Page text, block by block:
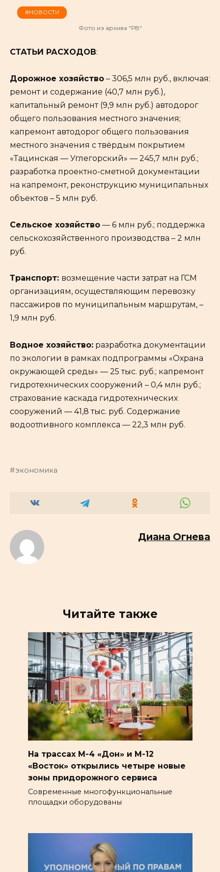
#НОВОСТИ
Фото из архива "РВ"
СТАТЬИ РАСХОДОВ:
Дорожное хозяйство – 306,5 млн руб., включая:
ремонт и содержание (40,7 млн руб.),
капитальный ремонт (9,9 млн руб.) автодорог
общего пользования местного значения;
капремонт автодорог общего пользования
местного значения с твёрдым покрытием
«Тацинская — Углегорский» — 245,7 млн руб.;
разработка проектно-сметной документации
на капремонт, реконструкцию муниципальных
объектов – 5 млн руб.
Сельское хозяйство — 6 млн руб.; поддержка
сельскохозяйственного производства – 2 млн
руб.
Транспорт: возмещение части затрат на ГСМ
организациям, осуществляющим перевозку
пассажиров по муниципальным маршрутам, –
1,9 млн руб.
Водное хозяйство: разработка документации
по экологии в рамках подпрограммы «Охрана
окружающей среды» — 25 тыс. руб.; капремонт
гидротехнических сооружений – 0,4 млн руб.;
страхование каскада гидротехнических
сооружений — 41,8 тыс. руб. Содержание
водоотливного комплекса — 22,3 млн руб.
экономика
Диана Огнева
Читайте также
На трассах М-4 «Дон» и М-12
«Восток» открылись четыре новые
зоны придорожного сервиса
Современные многофункциональные
площадки оборудованы